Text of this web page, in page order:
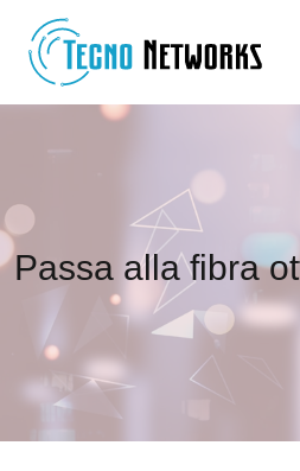
Passa alla fibra